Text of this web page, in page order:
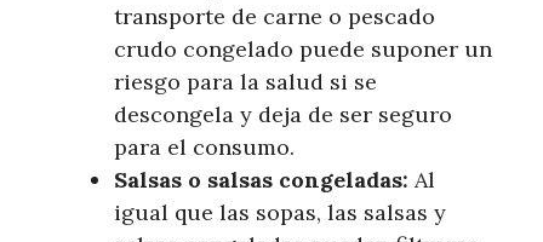
transporte de carne o pescado
crudo congelado puede suponer un
riesgo para la salud si se
descongela y deja de ser seguro
para el consumo.
Salsas o salsas congeladas: Al
igual que las sopas, las salsas y